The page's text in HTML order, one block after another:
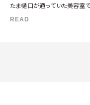
たま樋口が通っていた美容室
ないんですか？」という話で
READ